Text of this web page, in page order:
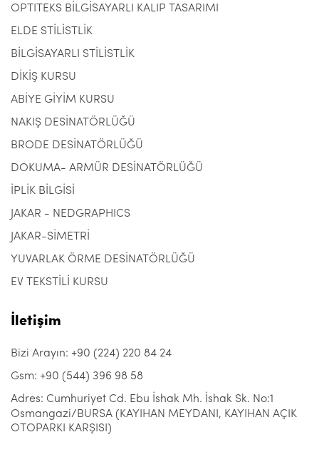
OPTITEKS BİLGİSAYARLI KALIP TASARIMI
ELDE STİLİSTLİK
BİLGİSAYARLI STİLİSTLİK
DİKİŞ KURSU
ABİYE GİYİM KURSU
NAKIŞ DESİNATÖRLÜĞÜ
BRODE DESİNATÖRLÜĞÜ
DOKUMA- ARMÜR DESİNATÖRLÜĞÜ
İPLİK BİLGİSİ
JAKAR - NEDGRAPHICS
JAKAR-SİMETRİ
YUVARLAK ÖRME DESİNATÖRLÜĞÜ
EV TEKSTİLİ KURSU
İletişim
Bizi Arayın: +90 (224) 220 84 24
Gsm: +90 (544) 396 98 58
Adres: Cumhuriyet Cd. Ebu İshak Mh. İshak Sk. No:1
Osmangazi/BURSA (KAYIHAN MEYDANI, KAYIHAN AÇIK
OTOPARKI KARŞISI)